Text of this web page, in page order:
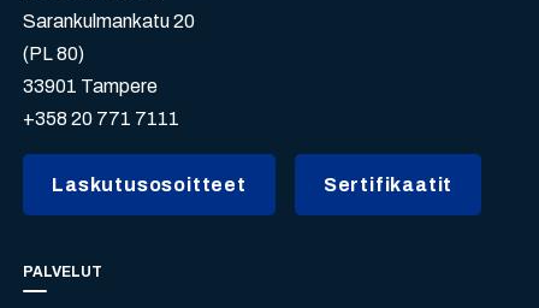
Sarankulmankatu 20
(PL 80)
33901 Tampere
+358 20 771 7111
Laskutusosoitteet Sertifikaatit
PALVELUT